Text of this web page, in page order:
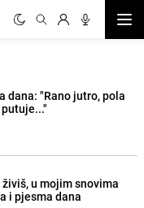
dana: "Rano jutro, pola
u mojim snovima
i pjesma dana